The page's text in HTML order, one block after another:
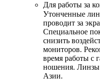
Для работы за
Утонченные
проводит за
Специальное
снизить
мониторов.
время работы с
ношения.
Азии.